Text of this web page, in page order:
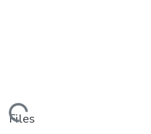
Loading...
Files